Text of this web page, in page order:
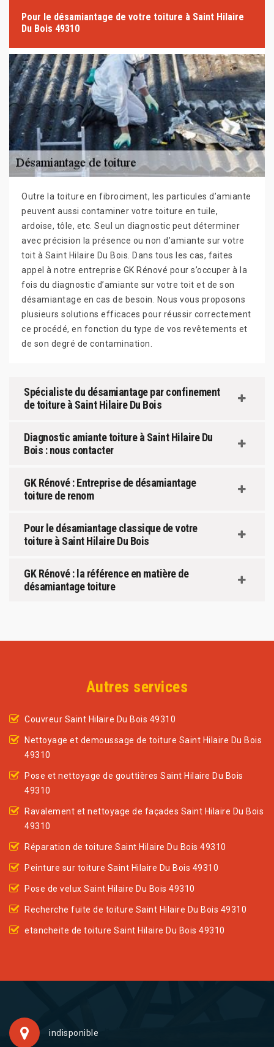
Pour le désamiantage de votre toiture à Saint Hilaire
Du Bois 49310
Outre la toiture en fibrociment, les particules d’amiante
peuvent aussi contaminer votre toiture en tuile,
ardoise, tôle, etc. Seul un diagnostic peut déterminer
avec précision la présence ou non d’amiante sur votre
toit à Saint Hilaire Du Bois. Dans tous les cas, faites
appel à notre entreprise GK Rénové pour s’occuper à la
fois du diagnostic d’amiante sur votre toit et de son
désamiantage en cas de besoin. Nous vous proposons
plusieurs solutions efficaces pour réussir correctement
ce procédé, en fonction du type de vos revêtements et
de son degré de contamination.
Spécialiste du désamiantage par confinement
de toiture à Saint Hilaire Du Bois
Diagnostic amiante toiture à Saint Hilaire Du
Bois : nous contacter
GK Rénové : Entreprise de désamiantage
toiture de renom
Pour le désamiantage classique de votre
toiture à Saint Hilaire Du Bois
GK Rénové : la référence en matière de
désamiantage toiture
Autres services
Couvreur Saint Hilaire Du Bois 49310
Nettoyage et demoussage de toiture Saint Hilaire Du Bois
49310
Pose et nettoyage de gouttières Saint Hilaire Du Bois
49310
Ravalement et nettoyage de façades Saint Hilaire Du Bois
49310
Réparation de toiture Saint Hilaire Du Bois 49310
Peinture sur toiture Saint Hilaire Du Bois 49310
Pose de velux Saint Hilaire Du Bois 49310
Recherche fuite de toiture Saint Hilaire Du Bois 49310
etancheite de toiture Saint Hilaire Du Bois 49310
indisponible